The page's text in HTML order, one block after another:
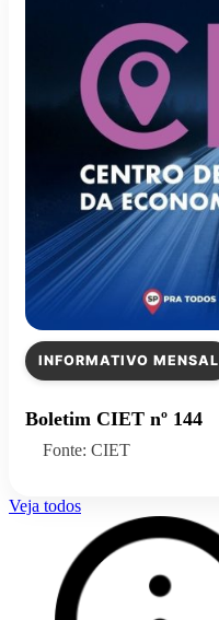
INFORMATIVO MENSAL
Boletim CIET nº 144
Fonte: CIET
Veja todos